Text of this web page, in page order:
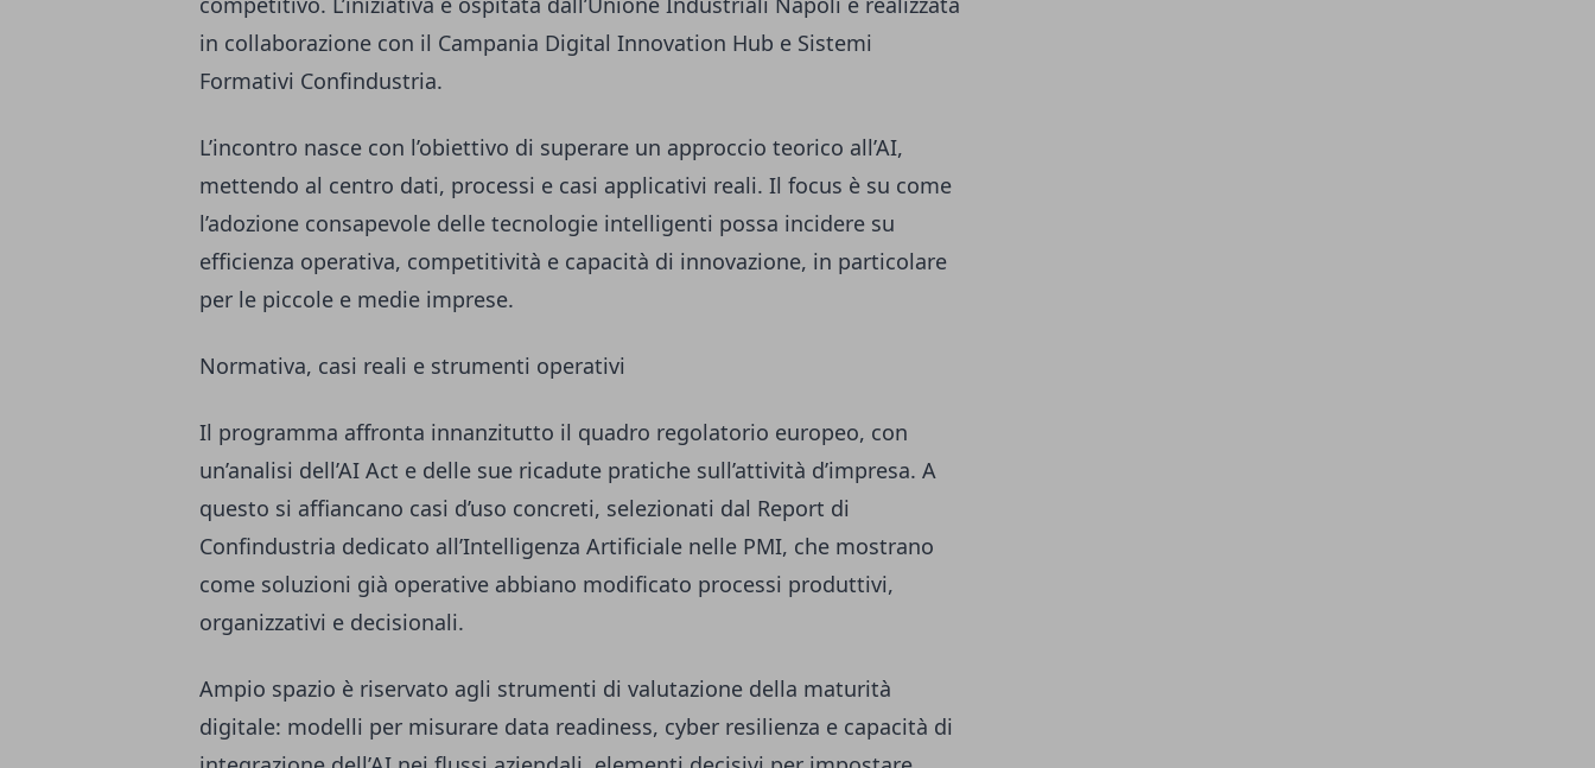
in collaborazione con il Campania Digital Innovation Hub e Sistemi
Formativi Confindustria.
L’incontro nasce con l’obiettivo di superare un approccio teorico all’AI,
mettendo al centro dati, processi e casi applicativi reali. Il focus è su come
l’adozione consapevole delle tecnologie intelligenti possa incidere su
efficienza operativa, competitività e capacità di innovazione, in particolare
per le piccole e medie imprese.
Normativa, casi reali e strumenti operativi
Il programma affronta innanzitutto il quadro regolatorio europeo, con
un’analisi dell’AI Act e delle sue ricadute pratiche sull’attività d’impresa. A
questo si affiancano casi d’uso concreti, selezionati dal Report di
Confindustria dedicato all’Intelligenza Artificiale nelle PMI, che mostrano
come soluzioni già operative abbiano modificato processi produttivi,
organizzativi e decisionali.
Ampio spazio è riservato agli strumenti di valutazione della maturità
digitale: modelli per misurare data readiness, cyber resilienza e capacità di